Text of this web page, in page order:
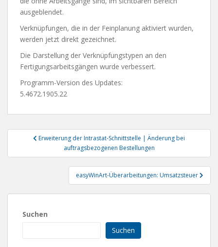
ausgeblendet.
Verknüpfungen, die in der Feinplanung aktiviert wurden,
werden jetzt direkt gezeichnet.
Die Darstellung der Verknüpfungstypen an den
Fertigungsarbeitsgängen wurde verbessert.
Programm-Version des Updates:
5.4672.1905.22
Beitragsnavigation
Erweiterung der Intrastat-Schnittstelle | Änderung bei
auftragsbezogenen Bestellungen
easyWinArt-Überarbeitungen: Umsatzsteuer
Suchen
Suchen